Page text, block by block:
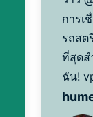
การเ
รถสต
ที่สุดส
ฉัน!